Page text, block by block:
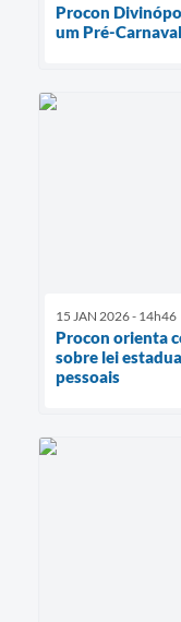
Procon
um Pré-
15 JAN 2026 - 14h46
Procon orienta
sobre lei
pessoais